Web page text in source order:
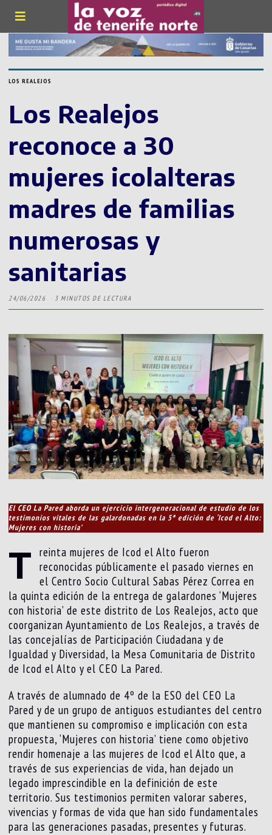
LOS REALEJOS
Los Realejos
reconoce a 30
mujeres icolalteras
madres de familias
numerosas y
sanitarias
24/06/2026 3 MINUTOS DE LECTURA
El CEO La Pared aborda un ejercicio intergeneracional de estudio de los
testimonios vitales de las galardonadas en la 5ª edición de ‘Icod el Alto:
Mujeres con historia’
T reinta mujeres de Icod el Alto fueron
reconocidas públicamente el pasado viernes en
el Centro Socio Cultural Sabas Pérez Correa en
la quinta edición de la entrega de galardones ‘Mujeres
con historia’ de este distrito de Los Realejos, acto que
coorganizan Ayuntamiento de Los Realejos, a través de
las concejalías de Participación Ciudadana y de
Igualdad y Diversidad, la Mesa Comunitaria de Distrito
de Icod el Alto y el CEO La Pared.
A través de alumnado de 4º de la ESO del CEO La
Pared y de un grupo de antiguos estudiantes del centro
que mantienen su compromiso e implicación con esta
propuesta, ‘Mujeres con historia’ tiene como objetivo
rendir homenaje a las mujeres de Icod el Alto que, a
través de sus experiencias de vida, han dejado un
legado imprescindible en la definición de este
territorio. Sus testimonios permiten valorar saberes,
vivencias y formas de vida que han sido fundamentales
para las generaciones pasadas, presentes y futuras.